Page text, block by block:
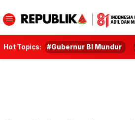
Hot Topics: #Gubernur BI Mundur